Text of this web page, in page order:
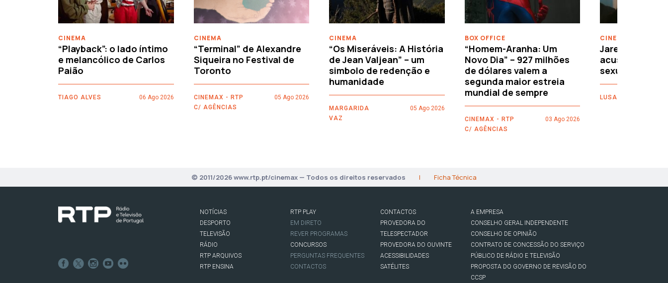
CINEMA
“Playback”: o lado íntimo
e melancólico de Carlos
Paião
TIAGO ALVES 06 Ago 2026
CINEMA
“Terminal” de Alexandre
Siqueira no Festival de
Toronto
CINEMAX - RTP
C/ AGÊNCIAS
05 Ago 2026
CINEMA
“Os Miseráveis: A História
de Jean Valjean” – um
simbolo de redenção e
humanidade
MARGARIDA
VAZ
05 Ago 2026
BOX OFFICE
“Homem-Aranha: Um
Novo Dia” – 927 milhões
de dólares valem a
segunda maior estreia
mundial de sempre
CINEMAX - RTP
C/ AGÊNCIAS
03 Ago 2026
CINEMA
Jared Leto
acusações de
sexuais
LUSA
© 2011/2026 www.rtp.pt/cinemax — Todos os direitos reservados | Ficha Técnica
NOTÍCIAS
DESPORTO
TELEVISÃO
RÁDIO
RTP ARQUIVOS
RTP ENSINA
RTP PLAY
EM DIRETO
REVER PROGRAMAS
CONCURSOS
PERGUNTAS FREQUENTES
CONTACTOS
CONTACTOS
PROVEDORA DO
TELESPECTADOR
PROVEDORA DO OUVINTE
ACESSIBILIDADES
SATÉLITES
A EMPRESA
CONSELHO GERAL INDEPENDENTE
CONSELHO DE OPINIÃO
CONTRATO DE CONCESSÃO DO SERVIÇO
PÚBLICO DE RÁDIO E TELEVISÃO
PROPOSTA DO GOVERNO DE REVISÃO DO
CCSP